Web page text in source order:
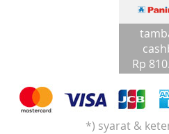
Rp
*) syarat &